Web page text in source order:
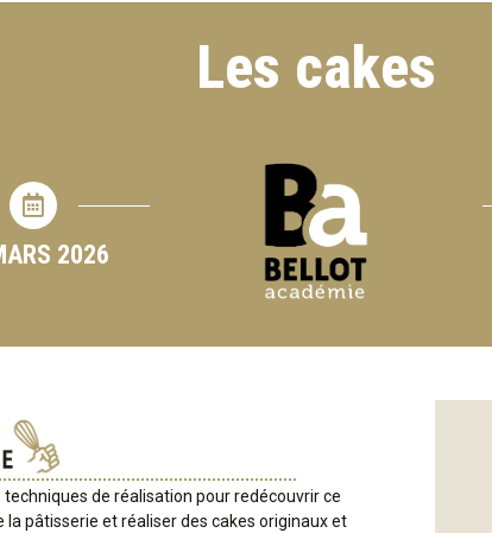
Les cakes
2026
techniques de réalisation pour redécouvrir ce
la pâtisserie et réaliser des cakes originaux et